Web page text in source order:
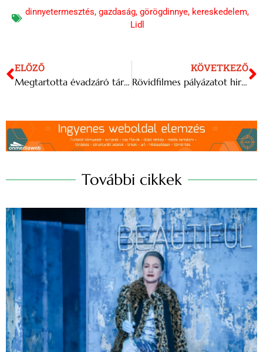
dinnyetermesztés, gazdaság, görögdinnye, kereskedelem,
Lidl
ELŐZŐ
Megtartotta évadzáró társulati ülését a Vígszínház
KÖVETKEZŐ
Rövidfilmes pályázatot hirdet a Ludwig Múzeum és a Telekom
További cikkek